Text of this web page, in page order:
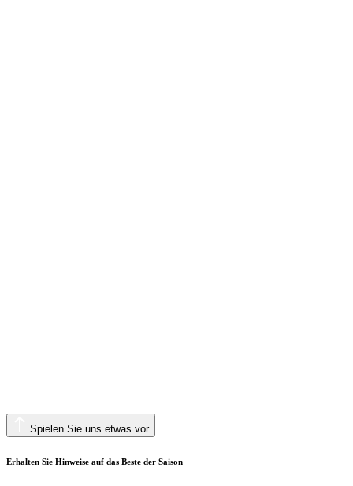
Spielen Sie uns etwas vor
Erhalten Sie Hinweise auf das Beste der Saison